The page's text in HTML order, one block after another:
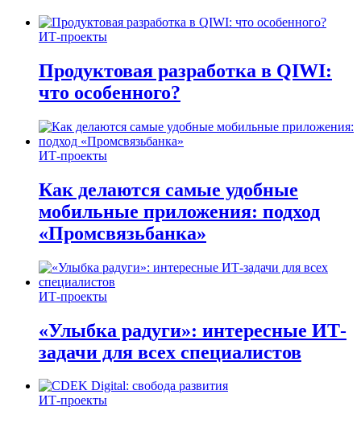
ИТ-проекты
Продуктовая разработка в QIWI:
что особенного?
ИТ-проекты
Как делаются самые удобные
мобильные приложения: подход
«Промсвязьбанка»
ИТ-проекты
«Улыбка радуги»: интересные ИТ-
задачи для всех специалистов
ИТ-проекты